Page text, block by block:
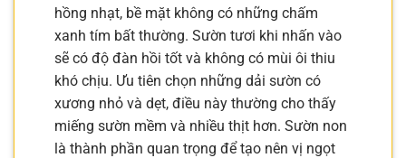
hồng nhạt, bề mặt không có những chấm
xanh tím bất thường. Sườn tươi khi nhấn vào
sẽ có độ đàn hồi tốt và không có mùi ôi thiu
khó chịu. Ưu tiên chọn những dải sườn có
xương nhỏ và dẹt, điều này thường cho thấy
miếng sườn mềm và nhiều thịt hơn. Sườn non
là thành phần quan trọng để tạo nên vị ngọt